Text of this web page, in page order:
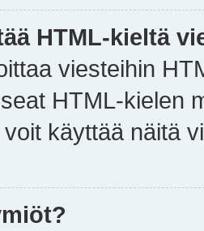
HTML-kieltä
viesteihin
HTML-kielen
käyttää näitä